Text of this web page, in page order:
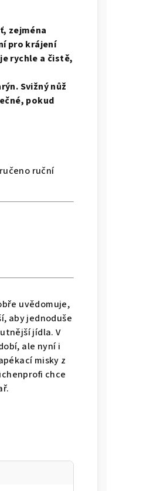
zejména
pro krájení
rychle a čistě,
Svižný nůž
pokud
ruční
uvědomuje,
aby jednoduše
jídla. V
ale nyní i
misky z
chce